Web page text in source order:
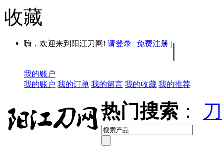
收藏
嗨，欢迎来到阳江刀网! 请登录 | 免费注册 | |
我的账户
我的账户 我的订单 我的留言 我的收藏 我的推荐
热门搜索 ：